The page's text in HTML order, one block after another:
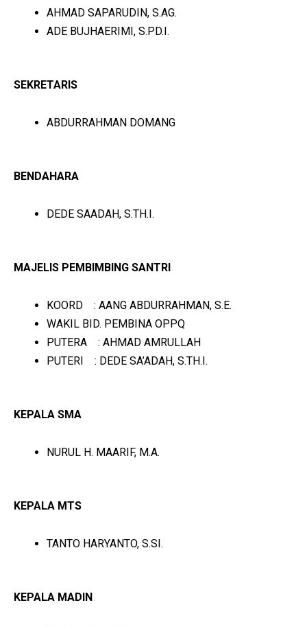
AHMAD SAPARUDIN, S.AG.
ADE BUJHAERIMI, S.PD.I.
SEKRETARIS
ABDURRAHMAN DOMANG
BENDAHARA
DEDE SAADAH, S.TH.I.
MAJELIS PEMBIMBING SANTRI
KOORD : AANG ABDURRAHMAN, S.E.
WAKIL BID. PEMBINA OPPQ
PUTERA : AHMAD AMRULLAH
PUTERI : DEDE SA’ADAH, S.TH.I.
KEPALA SMA
NURUL H. MAARIF, M.A.
KEPALA MTS
TANTO HARYANTO, S.SI.
KEPALA MADIN